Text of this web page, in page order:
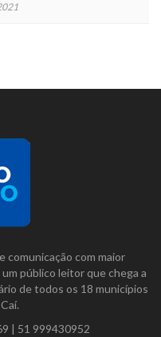
comunicação com maior
público leitor que chega a
de todos os 18 municípios
| 51 999430952